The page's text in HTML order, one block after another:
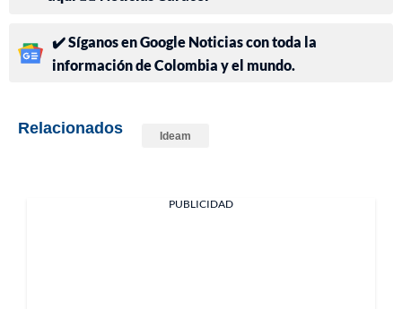
✔️ Síganos en Google Noticias con toda la
información de Colombia y el mundo.
Relacionados Ideam
PUBLICIDAD